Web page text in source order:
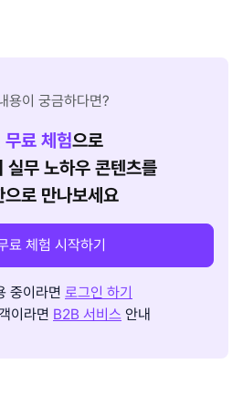
용이 궁금하다면?
무료 체험으로
무 노하우 콘텐츠를
으로 만나보세요
료 체험 시작하기
중이라면 로그인 하기
이라면 B2B 서비스 안내